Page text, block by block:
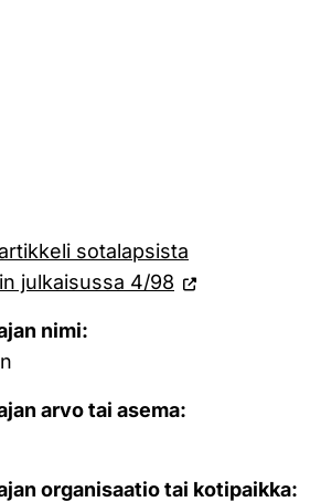
sotalapsista
julkaisussa 4/98
nimi:
arvo tai asema:
organisaatio tai kotipaikka: